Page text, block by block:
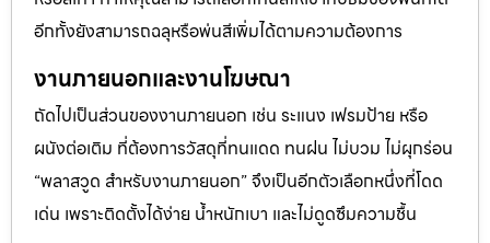
อีกทั้งยังสามารถฉลุหรือพ่นสีเพิ่มได้ตามความต้องการ
งานภายนอกและงานโฆษณา
ถัดไปเป็นส่วนของงานภายนอก เช่น ระแนง เฟรมป้าย หรือ
ผนังต่อเติม ที่ต้องการวัสดุที่ทนแดด ทนฝน ไม่บวม ไม่ผุกร่อน
“พลาสวูด สำหรับงานภายนอก” จึงเป็นอีกตัวเลือกหนึ่งที่โดด
เด่น เพราะติดตั้งได้ง่าย น้ำหนักเบา และไม่ดูดซึมความชื้น